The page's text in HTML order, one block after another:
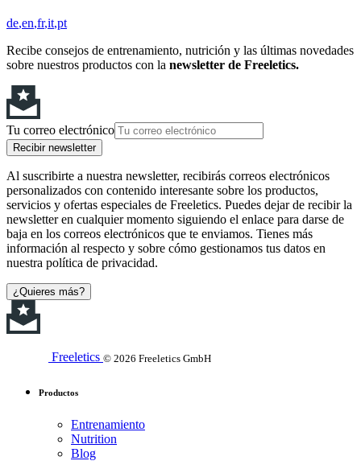
de en fr it pt
Recibe consejos de entrenamiento, nutrición y las últimas novedades
sobre nuestros productos con la newsletter de Freeletics.
Tu correo electrónico
Recibir newsletter
Al suscribirte a nuestra newsletter, recibirás correos electrónicos
personalizados con contenido interesante sobre los productos,
servicios y ofertas especiales de Freeletics. Puedes dejar de recibir la
newsletter en cualquier momento siguiendo el enlace para darse de
baja en los correos electrónicos que te enviamos. Tienes más
información al respecto y sobre cómo gestionamos tus datos en
nuestra política de privacidad.
¿Quieres más?
Freeletics © 2026 Freeletics GmbH
Productos
Entrenamiento
Nutrition
Blog